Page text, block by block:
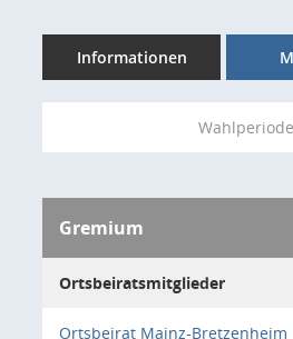
Informationen
Gremium
Ortsbeiratsmitglieder
Ortsbeirat Mainz-Bretzenheim